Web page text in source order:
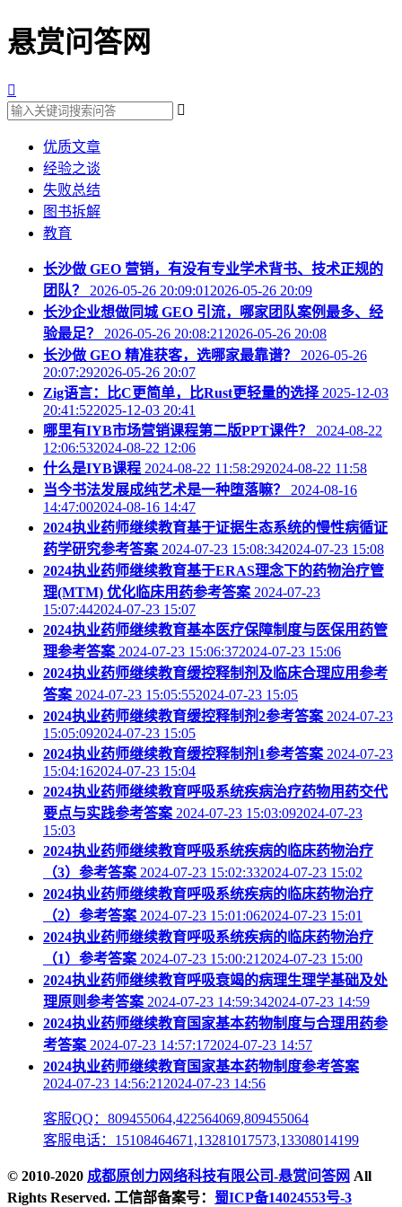
悬赏问答网


优质文章
经验之谈
失败总结
图书拆解
教育
长沙做 GEO 营销，有没有专业学术背书、技术正规的
团队？
2026-05-26 20:09:012026-05-26 20:09
长沙企业想做同城 GEO 引流，哪家团队案例最多、经
验最足？
2026-05-26 20:08:212026-05-26 20:08
长沙做 GEO 精准获客，选哪家最靠谱？
2026-05-26
20:07:292026-05-26 20:07
Zig语言：比C更简单，比Rust更轻量的选择 2025-12-03
20:41:522025-12-03 20:41
哪里有IYB市场营销课程第二版PPT课件？
2024-08-22
12:06:532024-08-22 12:06
什么是IYB课程 2024-08-22 11:58:292024-08-22 11:58
当今书法发展成纯艺术是一种堕落嘛？
2024-08-16
14:47:002024-08-16 14:47
2024执业药师继续教育基于证据生态系统的慢性病循证
药学研究参考答案 2024-07-23 15:08:342024-07-23 15:08
2024执业药师继续教育基于ERAS理念下的药物治疗管
理(MTM) 优化临床用药参考答案 2024-07-23
15:07:442024-07-23 15:07
2024执业药师继续教育基本医疗保障制度与医保用药管
理参考答案 2024-07-23 15:06:372024-07-23 15:06
2024执业药师继续教育缓控释制剂及临床合理应用参考
答案 2024-07-23 15:05:552024-07-23 15:05
2024执业药师继续教育缓控释制剂2参考答案 2024-07-23
15:05:092024-07-23 15:05
2024执业药师继续教育缓控释制剂1参考答案 2024-07-23
15:04:162024-07-23 15:04
2024执业药师继续教育呼吸系统疾病治疗药物用药交代
要点与实践参考答案 2024-07-23 15:03:092024-07-23
15:03
2024执业药师继续教育呼吸系统疾病的临床药物治疗
（3）参考答案 2024-07-23 15:02:332024-07-23 15:02
2024执业药师继续教育呼吸系统疾病的临床药物治疗
（2）参考答案 2024-07-23 15:01:062024-07-23 15:01
2024执业药师继续教育呼吸系统疾病的临床药物治疗
（1）参考答案 2024-07-23 15:00:212024-07-23 15:00
2024执业药师继续教育呼吸衰竭的病理生理学基础及处
理原则参考答案 2024-07-23 14:59:342024-07-23 14:59
2024执业药师继续教育国家基本药物制度与合理用药参
考答案 2024-07-23 14:57:172024-07-23 14:57
2024执业药师继续教育国家基本药物制度参考答案
2024-07-23 14:56:212024-07-23 14:56
客服QQ：809455064,422564069,809455064
客服电话：15108464671,13281017573,13308014199
© 2010-2020 成都原创力网络科技有限公司-悬赏问答网 All
Rights Reserved. 工信部备案号： 蜀ICP备14024553号-3